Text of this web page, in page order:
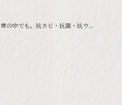
の中でも。抗カビ・抗菌・抗ウ...